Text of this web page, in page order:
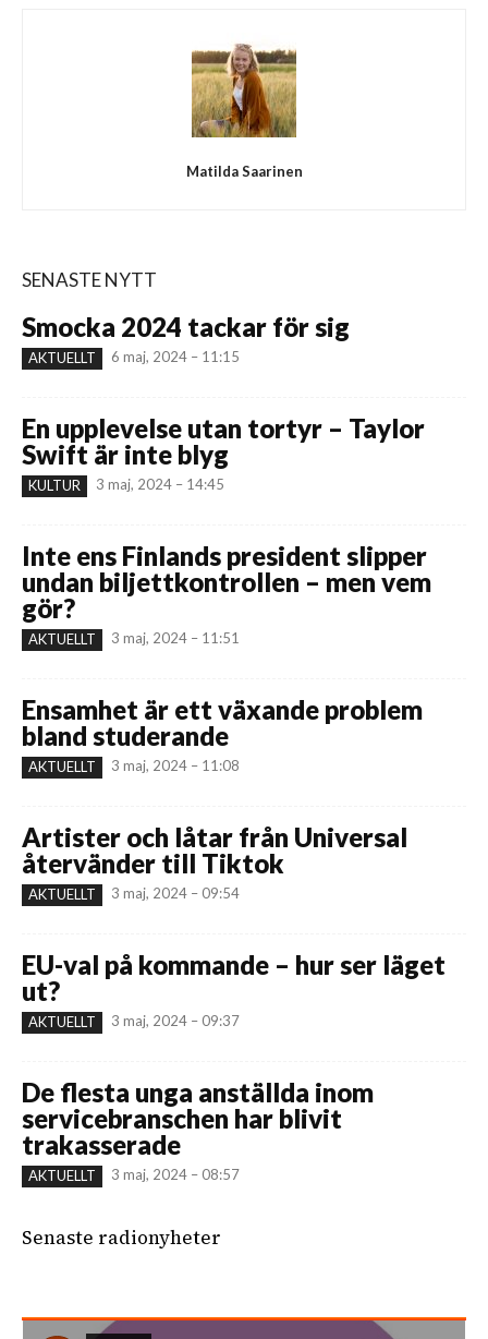
Matilda Saarinen
SENASTE NYTT
Smocka 2024 tackar för sig
AKTUELLT 6 maj, 2024 – 11:15
En upplevelse utan tortyr – Taylor
Swift är inte blyg
KULTUR 3 maj, 2024 – 14:45
Inte ens Finlands president slipper
undan biljettkontrollen – men vem
gör?
AKTUELLT 3 maj, 2024 – 11:51
Ensamhet är ett växande problem
bland studerande
AKTUELLT 3 maj, 2024 – 11:08
Artister och låtar från Universal
återvänder till Tiktok
AKTUELLT 3 maj, 2024 – 09:54
EU-val på kommande – hur ser läget
ut?
AKTUELLT 3 maj, 2024 – 09:37
De flesta unga anställda inom
servicebranschen har blivit
trakasserade
AKTUELLT 3 maj, 2024 – 08:57
Senaste radionyheter